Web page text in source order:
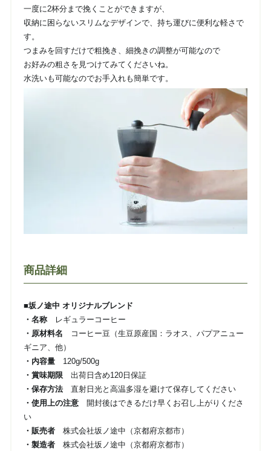
一度に2杯分まで挽くことができますが、
収納に困らないスリムなデザインで、持ち運びに便利な軽さで
す。
つまみを回すだけで粗挽き、細挽きの調整が可能なので
お好みの粗さを見つけてみてくださいね。
水洗いも可能なのでお手入れも簡単です。
商品詳細
■坂ノ途中 オリジナルブレンド
・名称レギュラーコーヒー
・原材料名 コーヒー豆（生豆原産国：ラオス、パプアニュー
ギニア、他）
・内容量120g/500g
・賞味期限 出荷日含め120日保証
・保存方法直射日光と高温多湿を避けて保存してください
・使用上の注意開封後はできるだけ早くお召し上がりくださ
い
・販売者株式会社坂ノ途中（京都府京都市）
・製造者株式会社坂ノ途中（京都府京都市）